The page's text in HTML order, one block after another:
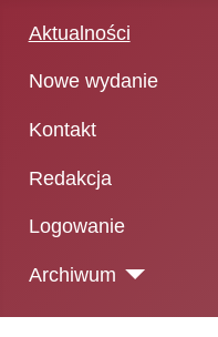
Aktualności
Nowe wydanie
Kontakt
Redakcja
Logowanie
Archiwum